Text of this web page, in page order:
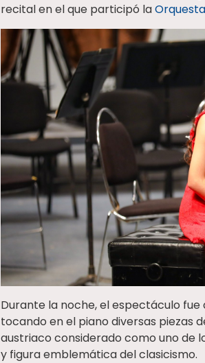
recital en el que participó la
Durante la noche, el espectáculo
tocando en el piano diversas piezas
austriaco considerado como uno de
y figura emblemática del clasicismo.